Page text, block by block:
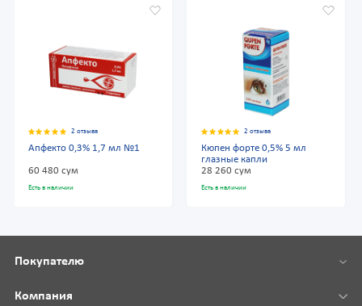
2 отзыва
Апфекто 0,3% 1,7 мл №1
60 480 сум
Есть в наличии
2 отзыва
Кюпен форте 0,5% 5 мл
глазные капли
28 260 сум
Есть в наличии
Покупателю
Компания